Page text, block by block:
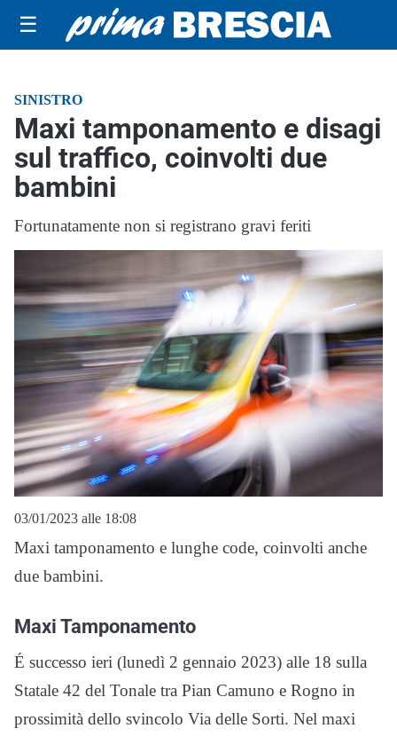
☰
SINISTRO
Maxi tamponamento e disagi
sul traffico, coinvolti due
bambini
Fortunatamente non si registrano gravi feriti
03/01/2023 alle 18:08
Maxi tamponamento e lunghe code, coinvolti anche
due bambini.
Maxi Tamponamento
É successo ieri (lunedì 2 gennaio 2023) alle 18 sulla
Statale 42 del Tonale tra Pian Camuno e Rogno in
prossimità dello svincolo Via delle Sorti. Nel maxi